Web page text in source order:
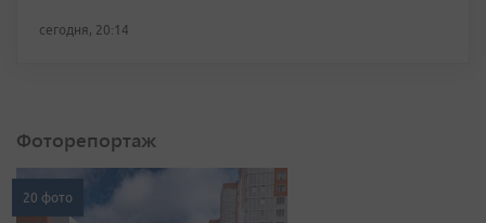
сегодня, 20:14
Фоторепортаж
20 фото